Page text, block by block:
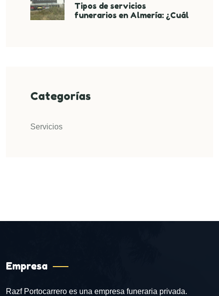
Tipos de servicios
funerarios en Almería: ¿Cuál
Categorías
Servicios
Empresa
Razf Portocarrero es una empresa funeraria privada.